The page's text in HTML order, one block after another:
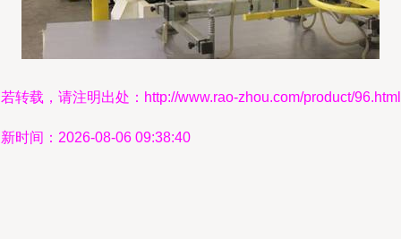
转载，请注明出处：http://www.rao-zhou.com/product/96.html
时间：2026-08-06 09:38:40